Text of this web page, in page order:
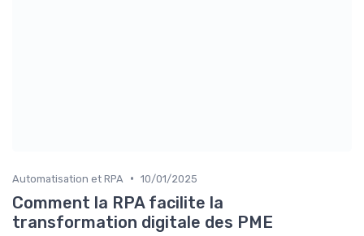
Automatisation et RPA • 10/01/2025
Comment la RPA facilite la
transformation digitale des PME